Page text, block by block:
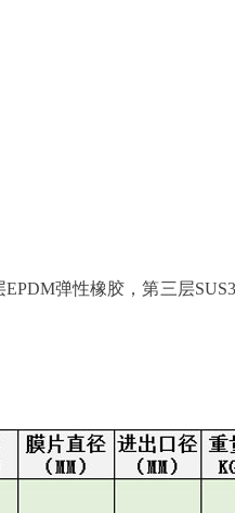
弹性橡胶，第三层